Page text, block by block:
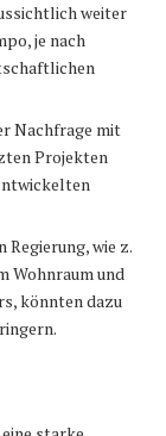
weiter
je nach
Nachfrage mit
Projekten
wie z.
Wohnraum und
könnten dazu